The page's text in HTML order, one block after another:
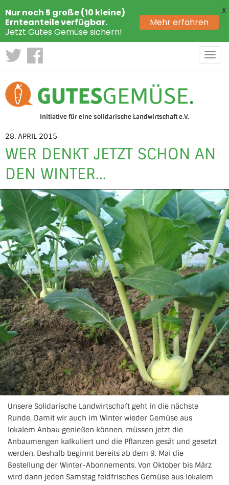
Initiative für eine solidarische Landwirtschaft e.V.
28. APRIL 2015
WER DENKT JETZT SCHON AN
DEN WINTER…
Unsere Solidarische Landwirtschaft geht in die nächste
Runde. Damit wir auch im Winter wieder Gemüse aus
lokalem Anbau genießen können, müssen jetzt die
Anbaumengen kalkuliert und die Pflanzen gesät und gesetzt
werden. Deshalb beginnt bereits ab dem 9. Mai die
Bestellung der Winter-Abonnements. Von Oktober bis März
wird dann jeden Samstag feldfrisches Gemüse aus lokalem
Nur noch 5 große (10 kleine)
Ernteanteile verfügbar.
Jetzt Gutes Gemüse sichern!
Mehr erfahren
X